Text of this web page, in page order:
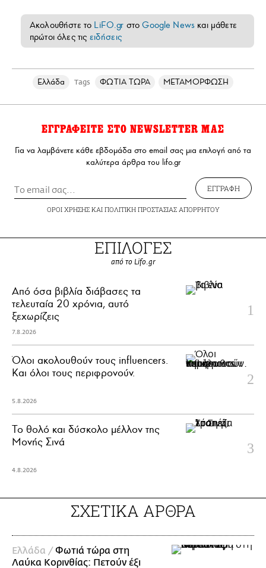
Ακολουθήστε το LiFO.gr στοGoogle News και μάθετε
πρώτοι όλες τις ειδήσεις
Ελλάδα Tags ΦΩΤΙΑ ΤΩΡΑ ΜΕΤΑΜΟΡΦΩΣΗ
ΕΓΓΡΑΦΕΙΤΕ ΣΤΟ NEWSLETTER ΜΑΣ
Για να λαμβάνετε κάθε εβδομάδα στο email σας μια επιλογή από τα
καλύτερα άρθρα του lifo.gr
ΕΓΓΡΑΦΗ
ΟΡΟΙ ΧΡΗΣΗΣΚΑΙ ΠΟΛΙΤΙΚΗ ΠΡΟΣΤΑΣΙΑΣ ΑΠΟΡΡΗΤΟΥ
ΕΠΙΛΟΓΕΣ
από το Lifo.gr
Από όσα βιβλία διάβασες τα
τελευταία 20 χρόνια, αυτό
ξεχωρίζεις
7.8.2026
Όλοι ακολουθούν τους influencers.
Και όλοι τους περιφρονούν.
5.8.2026
Το θολό και δύσκολο μέλλον της
Μονής Σινά
4.8.2026
ΣΧΕΤΙΚΑ ΑΡΘΡΑ
Ελλάδα /Φωτιά τώρα στη
Λαύκα Κορινθίας: Πετούν έξι